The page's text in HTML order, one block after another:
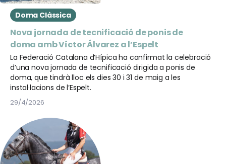
Doma Clàssica
Nova jornada de tecnificació de ponis de
doma amb Víctor Álvarez a l’Espelt
La Federació Catalana d’Hípica ha confirmat la celebració
d’una nova jornada de tecnificació dirigida a ponis de
doma, que tindrà lloc els dies 30 i 31 de maig a les
instal·lacions de l’Espelt.
29/4/2026